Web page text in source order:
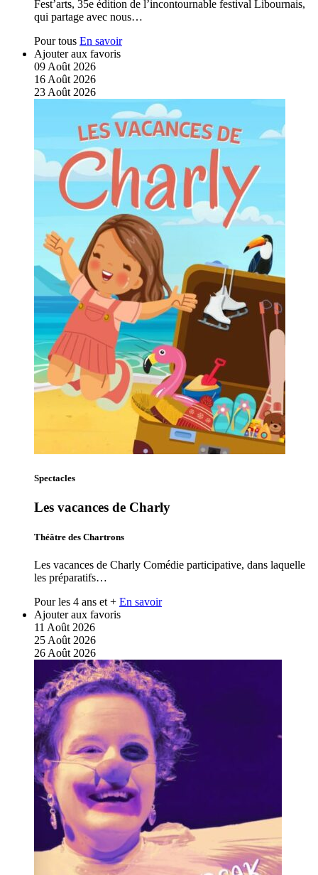
Fest’arts, 35e édition de l’incontournable festival Libournais,
qui partage avec nous…
Pour tous En savoir
Ajouter aux favoris
09 Août 2026
16 Août 2026
23 Août 2026
Spectacles
Les vacances de Charly
Théâtre des Chartrons
Les vacances de Charly Comédie participative, dans laquelle
les préparatifs…
Pour les 4 ans et + En savoir
Ajouter aux favoris
11 Août 2026
25 Août 2026
26 Août 2026